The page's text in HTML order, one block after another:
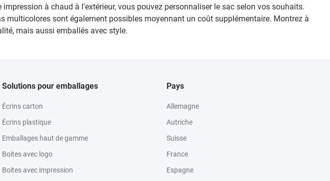
à chaud à l'extérieur, vous pouvez personnaliser le sac selon vos souhaits.
multicolores sont également possibles moyennant un coût supplémentaire. Montrez à
mais aussi emballés avec style.
Solutions pour emballages
Écrins carton
Écrins plastique
Emballages haut de gamme
Boites avec logo
Boites avec impression
Pays
Allemagne
Autriche
Suisse
France
Espagne